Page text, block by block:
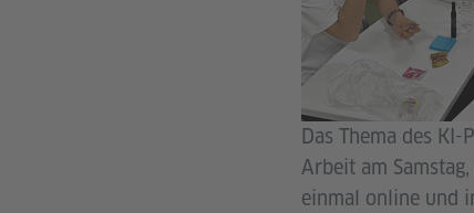
Das Thema des
Arbeit am
einmal online und